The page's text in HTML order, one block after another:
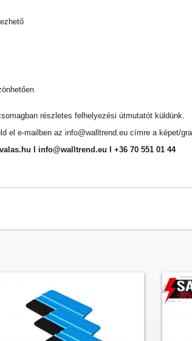
részletes felhelyezési útmutatót
el e-mailben az info@walltrend.eucímre a képet/
info@walltrend.eu I +36 70 551 01 44